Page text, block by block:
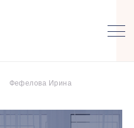
Фефелова Ирина